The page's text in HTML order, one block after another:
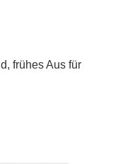
frühes Aus für